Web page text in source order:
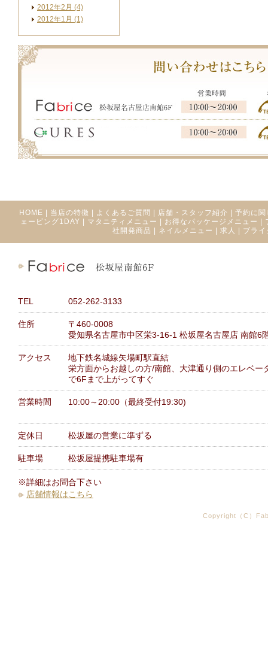
2012年2月 (4)
2012年1月 (1)
HOME 当店の特徴 よくあるご質問 店舗・スタッフ紹介
予約に関
ェービング1DAY
マタニティメニュー お得なパッケージメニュー
社開発商品
ネイルメニュー 求人 ブラ
TEL 052-262-3133
住所
〒460-0008
愛知県名古屋市中区栄3-16-1 松坂屋名古屋店 南館6
アクセス
地下鉄名城線矢場町駅直結
栄方面からお越しの方/南館、大津通り側のエレベー
で6Fまで上がってすぐ
営業時間 10:00～20:00（最終受付19:30)
定休日 松坂屋の営業に準ずる
駐車場 松坂屋提携駐車場有
※詳細はお問合下さい
店舗情報はこちら
Copyright（C）